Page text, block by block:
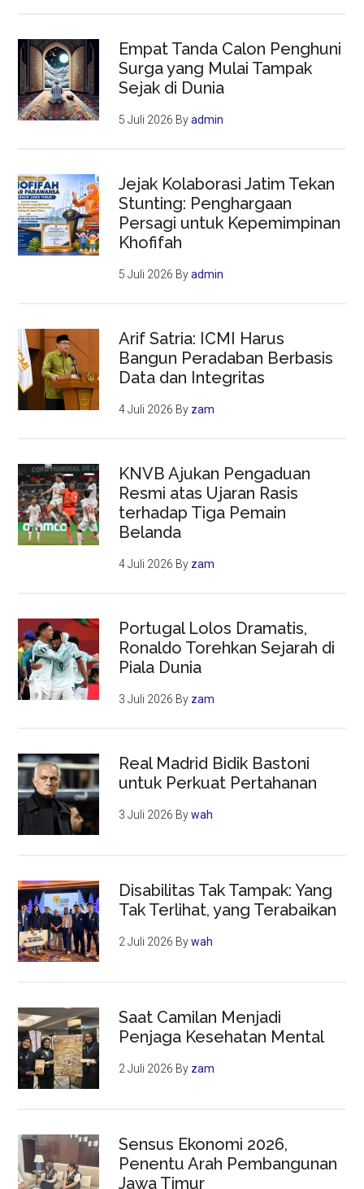
Empat Tanda Calon Penghuni
Surga yang Mulai Tampak
Sejak di Dunia
5 Juli 2026 Byadmin
Jejak Kolaborasi Jatim Tekan
Stunting: Penghargaan
Persagi untuk Kepemimpinan
Khofifah
5 Juli 2026 Byadmin
Arif Satria: ICMI Harus
Bangun Peradaban Berbasis
Data dan Integritas
4 Juli 2026 By zam
KNVB Ajukan Pengaduan
Resmi atas Ujaran Rasis
terhadap Tiga Pemain
Belanda
4 Juli 2026 By zam
Portugal Lolos Dramatis,
Ronaldo Torehkan Sejarah di
Piala Dunia
3 Juli 2026 By zam
Real Madrid Bidik Bastoni
untuk Perkuat Pertahanan
3 Juli 2026 Bywah
Disabilitas Tak Tampak: Yang
Tak Terlihat, yang Terabaikan
2 Juli 2026 Bywah
Saat Camilan Menjadi
Penjaga Kesehatan Mental
2 Juli 2026 By zam
Sensus Ekonomi 2026,
Penentu Arah Pembangunan
Jawa Timur